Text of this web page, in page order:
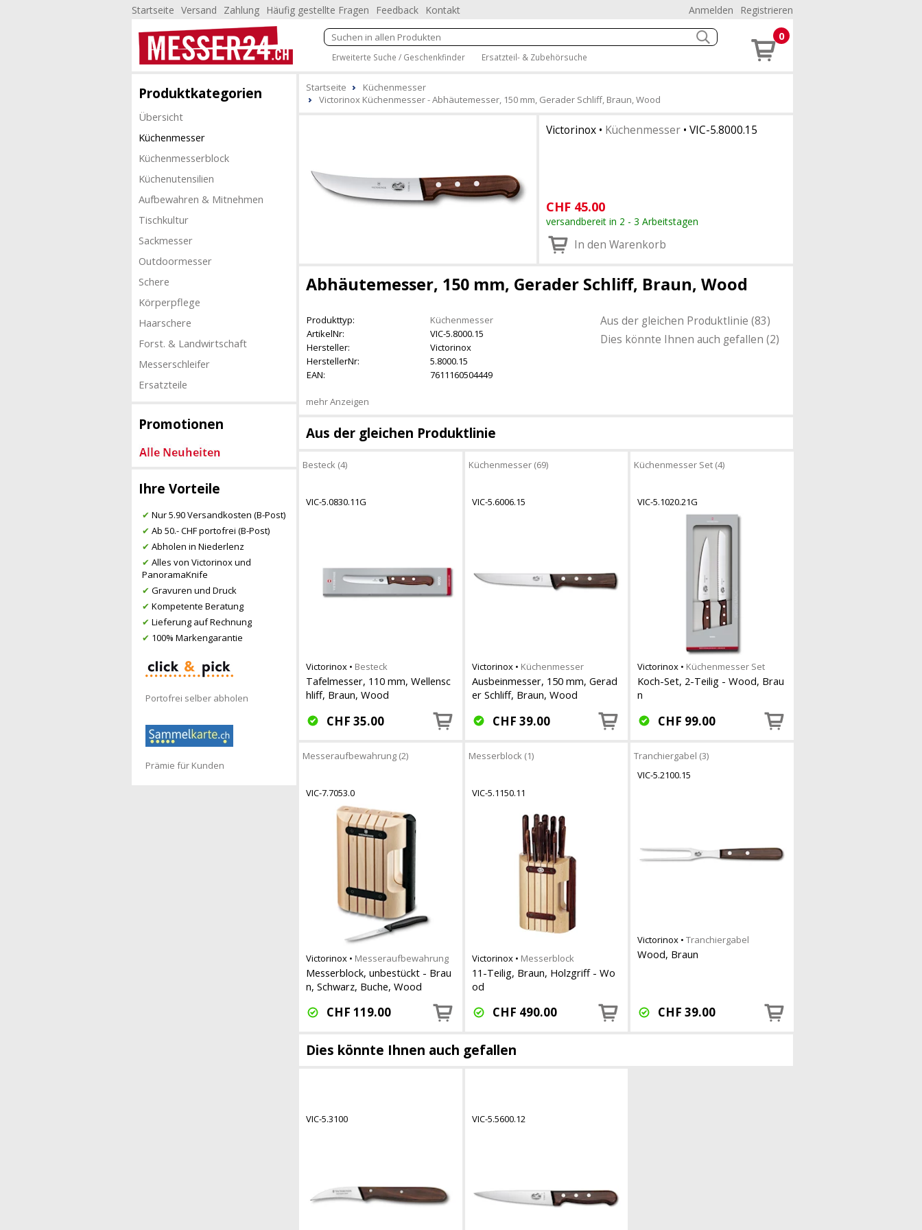
Startseite Versand Zahlung Häufig gestellte Fragen Feedback Kontakt Anmelden Registrieren
Erweiterte Suche / Geschenkfinder Ersatzteil- & Zubehörsuche
0
Produktkategorien
Übersicht
Küchenmesser
Küchenmesserblock
Küchenutensilien
Aufbewahren & Mitnehmen
Tischkultur
Sackmesser
Outdoormesser
Schere
Körperpflege
Haarschere
Forst. & Landwirtschaft
Messerschleifer
Ersatzteile
Promotionen
Ihre Vorteile
✔ Nur 5.90 Versandkosten (B-Post)
✔ Ab 50.- CHF portofrei (B-Post)
✔ Abholen in Niederlenz
✔ Alles von Victorinox und
PanoramaKnife
✔ Gravuren und Druck
✔ Kompetente Beratung
✔ Lieferung auf Rechnung
✔ 100% Markengarantie
Portofrei selber abholen
Prämie für Kunden
Startseite
Küchenmesser
Victorinox Küchenmesser - Abhäutemesser, 150 mm, Gerader Schliff, Braun, Wood
Victorinox• Küchenmesser• VIC-5.8000.15
CHF 45.00
versandbereit in 2 - 3 Arbeitstagen
In den Warenkorb
Abhäutemesser, 150 mm, Gerader Schliff, Braun, Wood
Produkttyp:
Küchenmesser
ArtikelNr:
VIC-5.8000.15
Hersteller:
Victorinox
HerstellerNr:
5.8000.15
EAN:
7611160504449
Aus der gleichen Produktlinie (83)
Dies könnte Ihnen auch gefallen (2)
mehr Anzeigen
Aus der gleichen Produktlinie
Besteck (4)
VIC-5.0830.11G
Victorinox • Besteck
Tafelmesser, 110 mm, Wellensc
hliff, Braun, Wood
CHF 35.00
Küchenmesser (69)
VIC-5.6006.15
Victorinox• Küchenmesser
Ausbeinmesser, 150 mm, Gerad
er Schliff, Braun, Wood
CHF 39.00
Küchenmesser Set (4)
VIC-5.1020.21G
Victorinox • Küchenmesser Set
Koch-Set, 2-Teilig - Wood, Brau
n
CHF 99.00
Messeraufbewahrung (2)
VIC-7.7053.0
Victorinox • Messeraufbewahrung
Messerblock, unbestückt - Brau
n, Schwarz, Buche, Wood
CHF 119.00
Messerblock (1)
VIC-5.1150.11
Victorinox• Messerblock
11-Teilig, Braun, Holzgriff - Wo
od
CHF 490.00
Tranchiergabel (3)
VIC-5.2100.15
Victorinox •Tranchiergabel
Wood, Braun
CHF 39.00
Dies könnte Ihnen auch gefallen
VIC-5.3100 VIC-5.5600.12